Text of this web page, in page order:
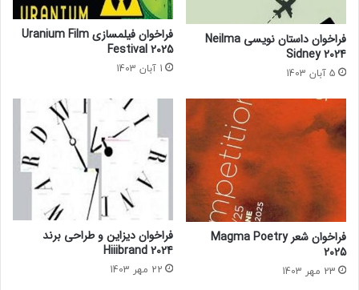
S
e
á
n
Ó
a
o
۲
۰
۲
ا
آ
ر
ت
P
R
S
S
2
فراخوان داستان نویسی Neilma
Sidney 2024
5 آبان 1403
فراخوان فیلمسازی Uranium Film
Festival 2025
1 آبان 1403
فراخوان شعر Magma Poetry
2025
23 مهر 1403
فراخوان دیزاین و طراحی برند
Hiiibrand 2024
22 مهر 1403